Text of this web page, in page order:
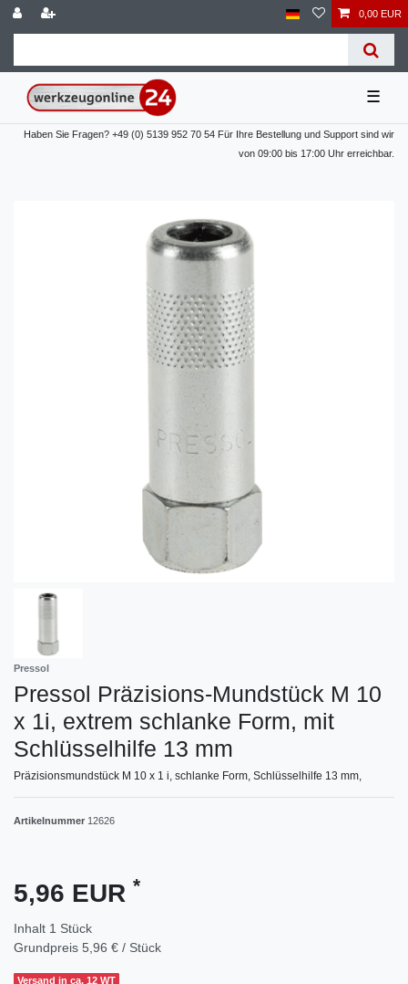
0,00 EUR
☰
Haben Sie Fragen? +49 (0) 5139 952 70 54 Für Ihre Bestellung und Support sind wir
von 09:00 bis 17:00 Uhr erreichbar.
Pressol
Pressol Präzisions-Mundstück M 10
x 1i, extrem schlanke Form, mit
Schlüsselhilfe 13 mm
Präzisionsmundstück M 10 x 1 i, schlanke Form, Schlüsselhilfe 13 mm,
Artikelnummer 12626
5,96 EUR *
Inhalt 1 Stück
Grundpreis 5,96 € / Stück
Versand in ca. 12 WT